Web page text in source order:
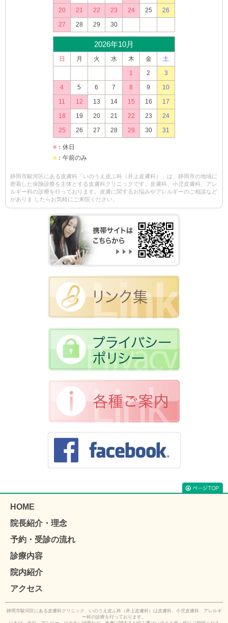
20
21 22 23 24 25
26
27
28 29 30
2026年10月
日 月 火 水 木 金
土
1
2
3
4
5 6 7 8 9
10
11
12 13 14 15 16
17
18
19 20 21 22 23
24
25
26 27 28 29 30 31
■ ：休日
■ ：午前のみ
静岡市駿河区にある皮膚科「いのうえ皮ふ科（井上皮膚科）」は、静岡市の地域に
密着した保険診療を主体とする皮膚科クリニックです。皮膚科、小児皮膚科、アレ
ルギー科の診療を行っております。皮膚に関するお悩みやアレルギーのご相談など
がありま したらお気軽にご来院ください。
HOME
院長紹介・理念
予約・受診の流れ
診療内容
院内紹介
アクセス
静岡市駿河区にある皮膚科クリニック、いのうえ皮ふ科（井上皮膚科）は皮膚科、小児皮膚科、アレルギ
ー科の診療を行っております。